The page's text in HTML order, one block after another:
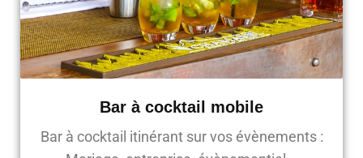
Bar à cocktail mobile
Bar à cocktail itinérant sur vos évènements :